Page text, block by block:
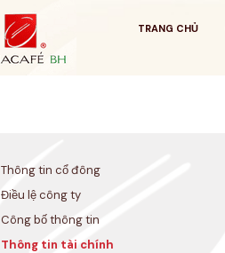
TRANG CHỦ
Thông tin cổ đông
Điều lệ công ty
Công bố thông tin
Thông tin tài chính